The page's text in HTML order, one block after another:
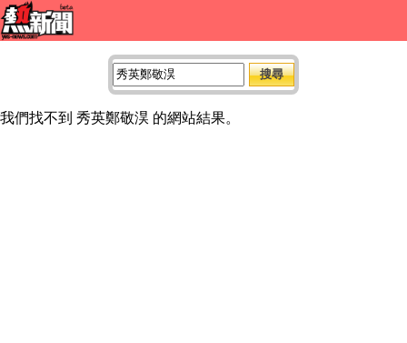
我們找不到 秀英鄭敬淏 的網站結果。